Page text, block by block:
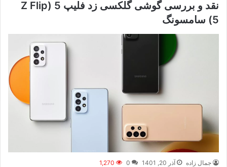
نقد و بررسی گوشی گلکسی زد فلیپ 5 (Z Flip
5) سامسونگ
جمال زاده آذر 20, 1401 0
1,270